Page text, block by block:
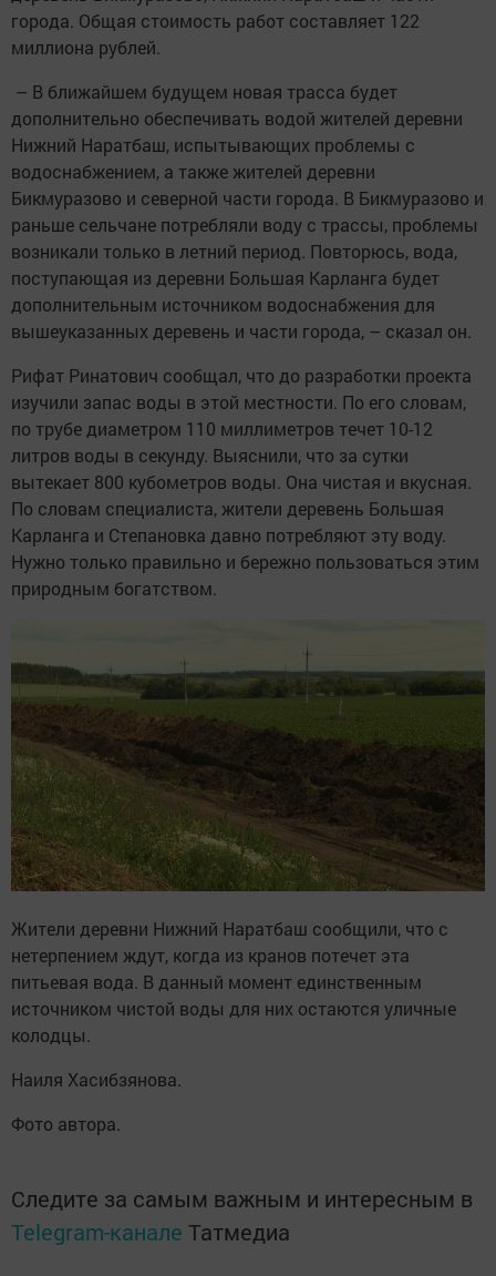
города. Общая стоимость работ составляет 122
миллиона рублей.
– В ближайшем будущем новая трасса будет
дополнительно обеспечивать водой жителей деревни
Нижний Наратбаш, испытывающих проблемы с
водоснабжением, а также жителей деревни
Бикмуразово и северной части города. В Бикмуразово и
раньше сельчане потребляли воду с трассы, проблемы
возникали только в летний период. Повторюсь, вода,
поступающая из деревни Большая Карланга будет
дополнительным источником водоснабжения для
вышеуказанных деревень и части города, – сказал он.
Рифат Ринатович сообщал, что до разработки проекта
изучили запас воды в этой местности. По его словам,
по трубе диаметром 110 миллиметров течет 10-12
литров воды в секунду. Выяснили, что за сутки
вытекает 800 кубометров воды. Она чистая и вкусная.
По словам специалиста, жители деревень Большая
Карланга и Степановка давно потребляют эту воду.
Нужно только правильно и бережно пользоваться этим
природным богатством.
Жители деревни Нижний Наратбаш сообщили, что с
нетерпением ждут, когда из кранов потечет эта
питьевая вода. В данный момент единственным
источником чистой воды для них остаются уличные
колодцы.
Наиля Хасибзянова.
Фото автора.
Следите за самым важным и интересным в
Telegram-канале Татмедиа